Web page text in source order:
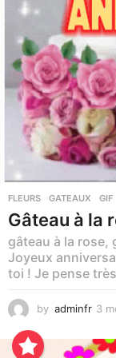
FLEURS ,GATEAUX ,GIF
Gâteau à la
gâteau à la rose,
Joyeux
toi ! Je pense
by adminfr 3